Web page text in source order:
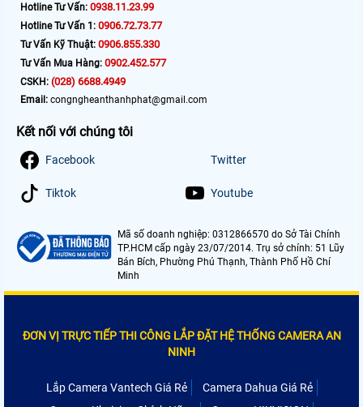
Hotline Tư Vấn: 0938.11.23.99
Hotline Tư Vấn 1: 0906.72.73.77
Tư Vấn Kỹ Thuật: 0906.855.330
Tư Vấn Mua Hàng: 0902.452.577
CSKH: (028) 6688.4949
Email: congngheanthanhphat@gmail.com
Kết nối với chúng tôi
Facebook Twitter
Tiktok Youtube
Mã số doanh nghiệp: 0312866570 do Sở Tài Chính
TP.HCM cấp ngày 23/07/2014. Trụ sở chính: 51 Lũy
Bán Bích, Phường Phú Thạnh, Thành Phố Hồ Chí
Minh
ĐƠN VỊ TRỰC TIẾP THI CÔNG LẮP ĐẶT HỆ THỐNG CAMERA AN
NINH
Lắp Camera Vantech Giá Rẻ
Camera Dahua Giá Rẻ